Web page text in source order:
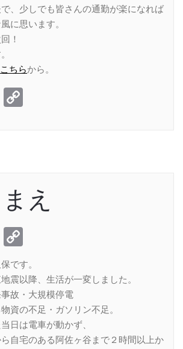
、少しでも皆さんの通勤が楽になれば
に思います。
！
こちらから。
Line
え
Line
Link
です。
震以降、生活が一変しました。
故・大規模停電
資の不足・ガソリン不足。
日は電車が動かず、
自宅のある阿佐ヶ谷まで２時間以上か